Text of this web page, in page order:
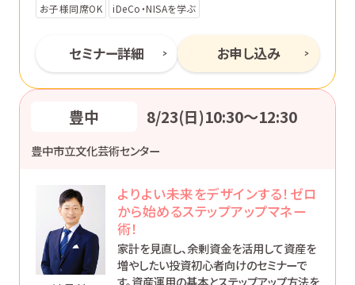
お子様同席OK
iDeCo・NISAを学ぶ
セミナー詳細 お申し込み
豊中 8/23(日)10:30〜12:30
豊中市立文化芸術センター
よりよい未来をデザインする！ゼロ
から始めるステップアップマネー
術！
家計を見直し、余剰資金を活用して資産を
増やしたい投資初心者向けのセミナーで
す。資産運用の基本とステップアップ方法を